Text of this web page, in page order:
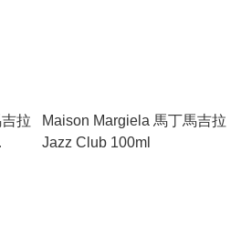
拉
Maison Margiela 馬丁馬吉拉
Jazz Club 100ml